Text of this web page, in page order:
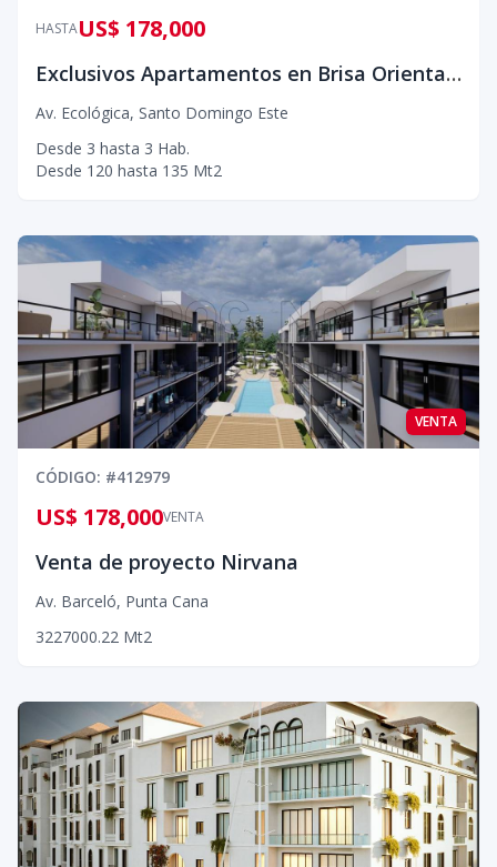
HASTAUS$ 178,000
Exclusivos Apartamentos en Brisa Oriental VII con Terraza Tipo Penthouse
Av. Ecológica, Santo Domingo Este
Desde 3 hasta 3 Hab.
Desde 120 hasta 135 Mt2
VENTA
CÓDIGO: #412979
VENTA
US$ 178,000
Venta de proyecto Nirvana
Av. Barceló, Punta Cana
3227000.22 Mt2